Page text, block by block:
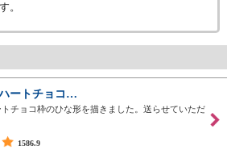
。
ートチョコ…
チョコ枠のひな形を描きました。送らせていただ
1586.9